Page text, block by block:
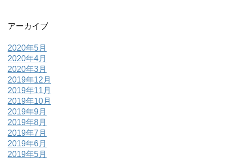
アーカイブ
2020年5月
2020年4月
2020年3月
2019年12月
2019年11月
2019年10月
2019年9月
2019年8月
2019年7月
2019年6月
2019年5月